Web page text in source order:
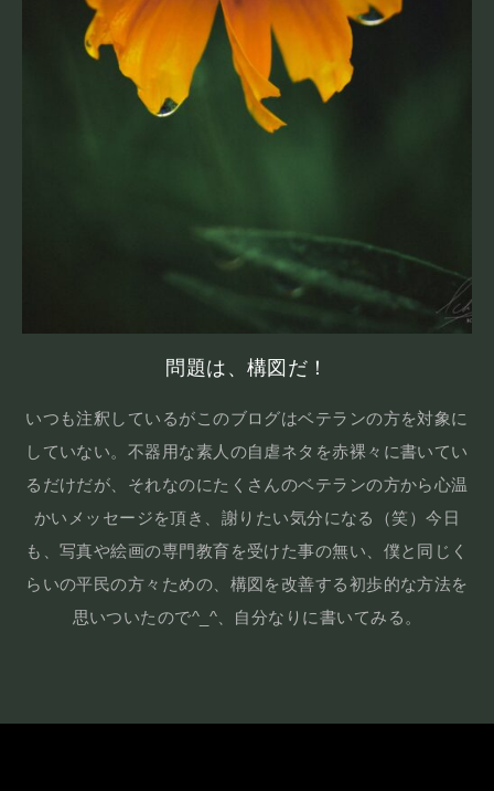
問題は、構図だ！
いつも注釈しているがこのブログはベテランの方を対象に
していない。不器用な素人の自虐ネタを赤裸々に書いてい
るだけだが、それなのにたくさんのベテランの方から心温
かいメッセージを頂き、謝りたい気分になる（笑）今日
も、写真や絵画の専門教育を受けた事の無い、僕と同じく
らいの平民の方々ための、構図を改善する初歩的な方法を
思いついたので^_^、自分なりに書いてみる。